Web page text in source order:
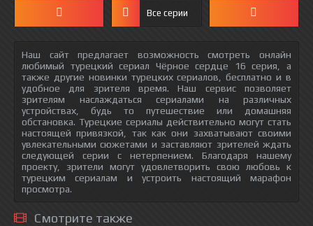
Все серии
Наш сайт предлагает возможность смотреть онлайн
любимый турецкий сериал Чёрное сердце 16 серия, а
также другие новинки турецких сериалов, бесплатно и в
удобное для зрителя время. Наш сервис позволяет
зрителям наслаждаться сериалами на различных
устройствах, будь то путешествие или домашняя
обстановка. Турецкие сериалы действительно могут стать
настоящей привязкой, так как они захватывают своими
увлекательными сюжетами и заставляют зрителей ждать
следующей серии с нетерпением. Благодаря нашему
проекту, зрители могут удовлетворить свою любовь к
турецким сериалам и устроить настоящий марафон
просмотра.
Смотрите также